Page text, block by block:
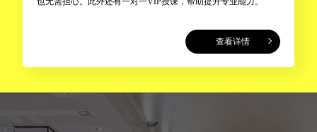
查看详情